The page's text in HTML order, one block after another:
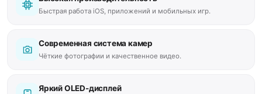
Быстрая работа iOS, приложений и мобильных игр.
Современная система камер
Чёткие фотографии и качественное видео.
Яркий OLED-дисплей